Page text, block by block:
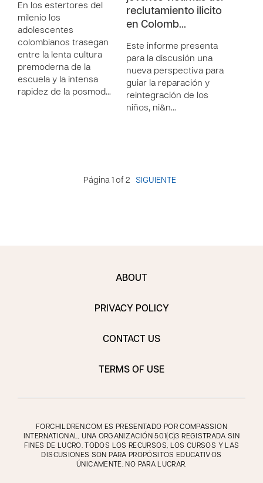
En los estertores del
milenio los
adolescentes
colombianos trasegan
entre la lenta cultura
premoderna de la
escuela y la intensa
rapidez de la posmod…
reclutamiento ilicito
en Colomb…
Este informe presenta
para la discusión una
nueva perspectiva para
guiar la reparación y
reintegración de los
niños, ni&n…
Página 1 of 2 SIGUIENTE
ABOUT
PRIVACY POLICY
CONTACT US
TERMS OF USE
FORCHILDREN.COM ES PRESENTADO POR COMPASSION
INTERNATIONAL, UNA ORGANIZACIÓN 501(C)3 REGISTRADA SIN
FINES DE LUCRO. TODOS LOS RECURSOS, LOS CURSOS Y LAS
DISCUSIONES SON PARA PROPÓSITOS EDUCATIVOS
ÚNICAMENTE, NO PARA LUCRAR.